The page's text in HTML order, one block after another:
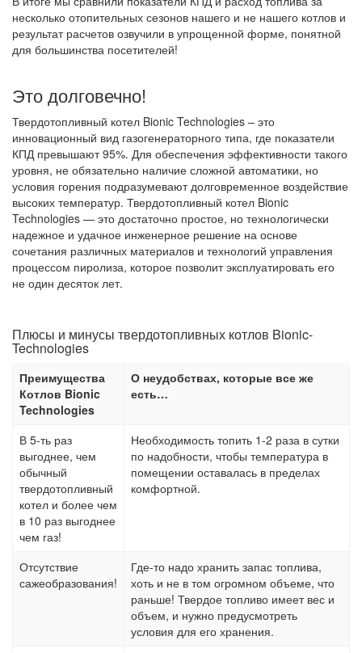
несколько отопительных сезонов нашего и не нашего котлов и
результат расчетов озвучили в упрощенной форме, понятной
для большинства посетителей!
Это долговечно!
Твердотопливный котел Bionic Technologies – это
инновационный вид газогенераторного типа, где показатели
КПД превышают 95%. Для обеспечения эффективности такого
уровня, не обязательно наличие сложной автоматики, но
условия горения подразумевают долговременное воздействие
высоких температур. Твердотопливный котел Bionic
Technologies — это достаточно простое, но технологически
надежное и удачное инженерное решение на основе
сочетания различных материалов и технологий управления
процессом пиролиза, которое позволит эксплуатировать его
не один десяток лет.
Плюсы и минусы твердотопливных котлов Bionic-
Technologies
Преимущества
Котлов Bionic
Technologies
О неудобствах, которые все же
есть…
В 5-ть раз
выгоднее, чем
обычный
твердотопливный
котел и более чем
в 10 раз выгоднее
чем газ!
Необходимость топить 1-2 раза в сутки
по надобности, чтобы температура в
помещении оставалась в пределах
комфортной.
Отсутствие
сажеобразования!
Где-то надо хранить запас топлива,
хоть и не в том огромном объеме, что
раньше! Твердое топливо имеет вес и
объем, и нужно предусмотреть
условия для его хранения.